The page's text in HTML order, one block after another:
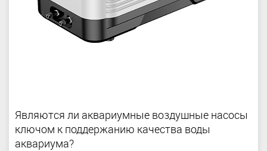
Являются ли аквариумные воздушные насосы
ключом к поддержанию качества воды
аквариума?